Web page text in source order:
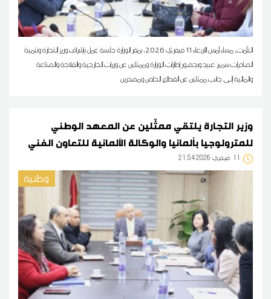
التأمت، مساء أمس الأربعاء 11 فيفري 2026، بمقر الوزارة جلسة عمل بإشراف وزير التجارة وتنمية
الصادرات سمير عبيد وبحضور إطارات الوزارة وممثلين عن وزرات الخارجية والفلاحة والصناعة
والمالية إلى جانب ممثلين عن القطاع الخاص ومصدرين
وزير التجارة يلتقي ممثّلين عن المعهد الوطني
للمترولوجيا بألمانيا والوكالة الألمانية للتعاون الفني
11 21:54 2026 فيفري
وطنية